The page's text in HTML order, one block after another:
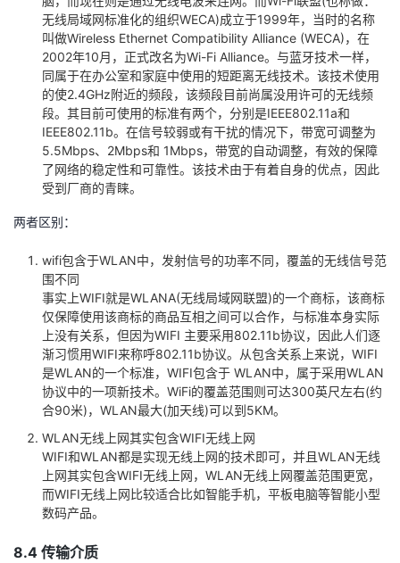
无线局域网标准化的组织WECA)成立于1999年，当时的名称
叫做Wireless Ethernet Compatibility Alliance (WECA)，在
2002年10月，正式改名为Wi-Fi Alliance。与蓝牙技术一样，
同属于在办公室和家庭中使用的短距离无线技术。该技术使用
的使2.4GHz附近的频段，该频段目前尚属没用许可的无线频
段。其目前可使用的标准有两个，分别是IEEE802.11a和
IEEE802.11b。在信号较弱或有干扰的情况下，带宽可调整为
5.5Mbps、2Mbps和 1Mbps，带宽的自动调整，有效的保障
了网络的稳定性和可靠性。该技术由于有着自身的优点，因此
受到厂商的青睐。
两者区别：
wifi包含于WLAN中，发射信号的功率不同，覆盖的无线信号范
围不同
事实上WIFI就是WLANA(无线局域网联盟)的一个商标，该商标
仅保障使用该商标的商品互相之间可以合作，与标准本身实际
上没有关系，但因为WIFI 主要采用802.11b协议，因此人们逐
渐习惯用WIFI来称呼802.11b协议。从包含关系上来说，WIFI
是WLAN的一个标准，WIFI包含于 WLAN中，属于采用WLAN
协议中的一项新技术。WiFi的覆盖范围则可达300英尺左右(约
合90米)，WLAN最大(加天线)可以到5KM。
WLAN无线上网其实包含WIFI无线上网
WIFI和WLAN都是实现无线上网的技术即可，并且WLAN无线
上网其实包含WIFI无线上网，WLAN无线上网覆盖范围更宽，
而WIFI无线上网比较适合比如智能手机，平板电脑等智能小型
数码产品。
8.4 传输介质